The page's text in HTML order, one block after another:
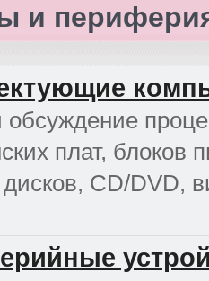
и
плат, блоков
CD/DVD,